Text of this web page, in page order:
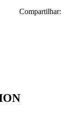
Compartilhar: